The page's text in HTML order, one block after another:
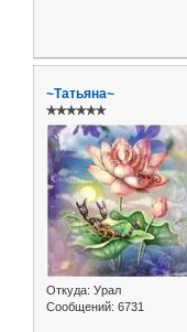
~Татьяна~
✯✯✯✯✯✯
Откуда: Урал
Сообщений: 6731